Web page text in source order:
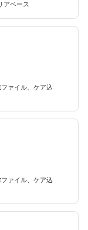
アベース
ァイル、ケア込
ァイル、ケア込